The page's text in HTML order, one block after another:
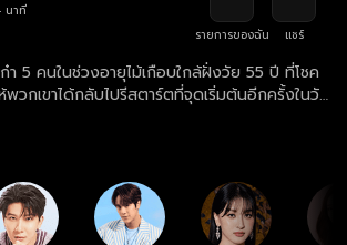
นาที
รายการของฉัน
แชร์
า 5 คนในช่วงอายุไม้เกือบใกล้ฝั่งวัย 55 ปี ที่โชค
พวกเขาได้กลับไปรีสตาร์ตที่จุดเริ่มต้นอีกครั้งในวัย